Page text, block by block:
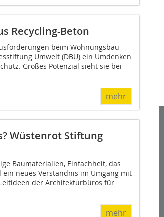
Recycling-Beton
beim Wohnungsbau
Umwelt (DBU) ein Umdenken
Großes Potenzial sieht sie bei
mehr
Wüstenrot Stiftung
Baumaterialien, Einfachheit, das
neues Verständnis im Umgang mit
der Architekturbüros für
mehr